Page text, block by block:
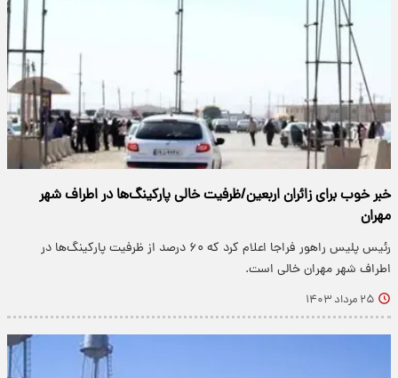
خبر خوب برای زائران اربعین/ظرفیت خالی پارکینگ‌ها در اطراف شهر
مهران
رئیس پلیس راهور فراجا اعلام کرد که ۶۰ درصد از ظرفیت پارکینگ‌ها در
اطراف شهر مهران خالی است.
۲۵ مرداد ۱۴۰۳